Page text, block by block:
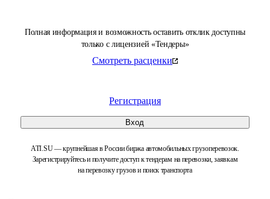
Полная информация и возможность оставить отклик доступны
только с лицензией «Тендеры»
Смотреть расценки
Регистрация
Вход
ATI.SU — крупнейшая в России биржа автомобильных грузоперевозок.
Зарегистрируйтесь и получите доступ к тендерам на перевозки, заявкам
на перевозку грузов и поиск транспорта